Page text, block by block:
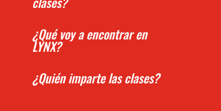
¿Qué voy a encontrar en
LYNX?
¿Quién imparte las clases?